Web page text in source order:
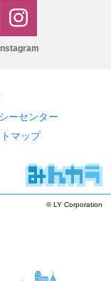
Instagram
ーセンター
マップ
© LY Corporation